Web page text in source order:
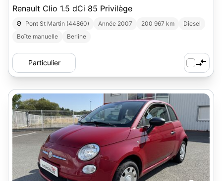
Renault Clio 1.5 dCi 85 Privilège
Pont St Martin (44860) Année 2007 200 967 km
Diesel
Boîte manuelle
Berline
Particulier